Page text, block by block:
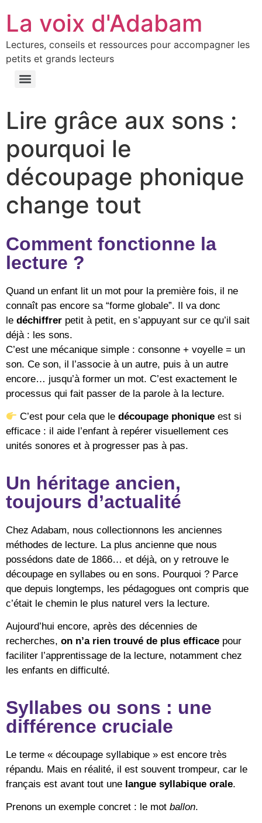
La voix d'Adabam
Lectures, conseils et ressources pour accompagner les
petits et grands lecteurs
Lire grâce aux sons :
pourquoi le
découpage phonique
change tout
Comment fonctionne la
lecture ?
Quand un enfant lit un mot pour la première fois, il ne
connaît pas encore sa “forme globale”. Il va donc
le déchiffrer petit à petit, en s’appuyant sur ce qu’il sait
déjà : les sons.
C’est une mécanique simple : consonne + voyelle = un
son. Ce son, il l’associe à un autre, puis à un autre
encore… jusqu’à former un mot. C’est exactement le
processus qui fait passer de la parole à la lecture.
C’est pour cela que ledécoupage phonique est si
efficace : il aide l’enfant à repérer visuellement ces
unités sonores et à progresser pas à pas.
Un héritage ancien,
toujours d’actualité
Chez Adabam, nous collectionnons les anciennes
méthodes de lecture. La plus ancienne que nous
possédons date de 1866… et déjà, on y retrouve le
découpage en syllabes ou en sons. Pourquoi ? Parce
que depuis longtemps, les pédagogues ont compris que
c’était le chemin le plus naturel vers la lecture.
Aujourd’hui encore, après des décennies de
recherches, on n’a rien trouvé de plus efficace pour
faciliter l’apprentissage de la lecture, notamment chez
les enfants en difficulté.
Syllabes ou sons : une
différence cruciale
Le terme « découpage syllabique » est encore très
répandu. Mais en réalité, il est souvent trompeur, car le
français est avant tout une langue syllabique orale.
Prenons un exemple concret : le mot ballon.